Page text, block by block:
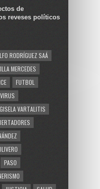
de
reveses políticos
RODRÍGUEZ SAÁ
MERCEDES
FUTBOL
GISELA VARTALITIS
PASO